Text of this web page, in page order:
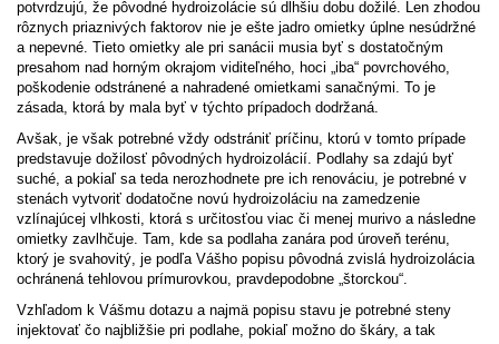
potvrdzujú, že pôvodné hydroizolácie sú dlhšiu dobu dožilé. Len zhodou
rôznych priaznivých faktorov nie je ešte jadro omietky úplne nesúdržné
a nepevné. Tieto omietky ale pri sanácii musia byť s dostatočným
presahom nad horným okrajom viditeľného, ​​hoci „iba“ povrchového,
poškodenie odstránené a nahradené omietkami sanačnými. To je
zásada, ktorá by mala byť v týchto prípadoch dodržaná.
Avšak, je však potrebné vždy odstrániť príčinu, ktorú v tomto prípade
predstavuje dožilosť pôvodných hydroizolácií. Podlahy sa zdajú byť
suché, a pokiaľ sa teda nerozhodnete pre ich renováciu, je potrebné v
stenách vytvoriť dodatočne novú hydroizoláciu na zamedzenie
vzlínajúcej vlhkosti, ktorá s určitosťou viac či menej murivo a následne
omietky zavlhčuje. Tam, kde sa podlaha zanára pod úroveň terénu,
ktorý je svahovitý, je podľa Vášho popisu pôvodná zvislá hydroizolácia
ochránená tehlovou prímurovkou, pravdepodobne „štorckou“.
Vzhľadom k Vášmu dotazu a najmä popisu stavu je potrebné steny
injektovať čo najbližšie pri podlahe, pokiaľ možno do škáry, a tak